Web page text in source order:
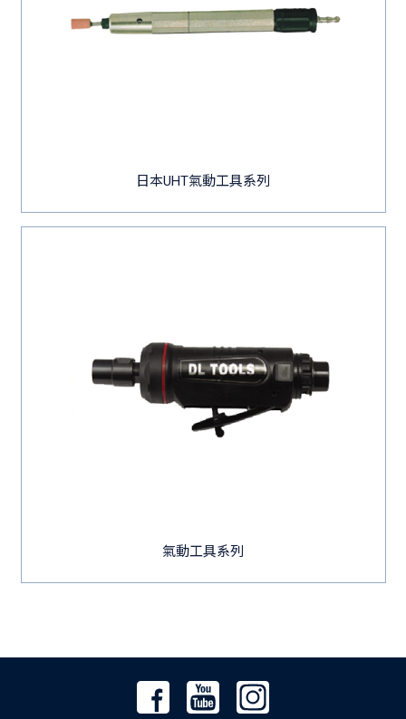
日本UHT氣動工具系列
氣動工具系列